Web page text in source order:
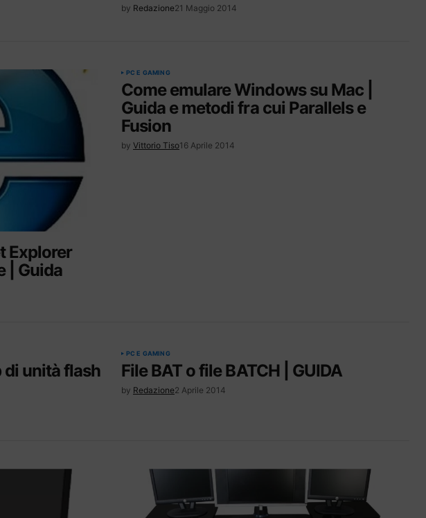
by Redazione21 Maggio 2014
Explorer
| Guida
PC E GAMING
Come emulare Windows su Mac |
Guida e metodi fra cui Parallels e
Fusion
by Vittorio Tiso16 Aprile 2014
di unità flash
PC E GAMING
File BAT o file BATCH | GUIDA
by Redazione2 Aprile 2014